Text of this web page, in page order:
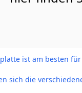
ist am besten
sich die